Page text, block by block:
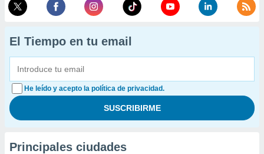
El Tiempo en tu email
He leído y acepto la política de privacidad.
Principales ciudades